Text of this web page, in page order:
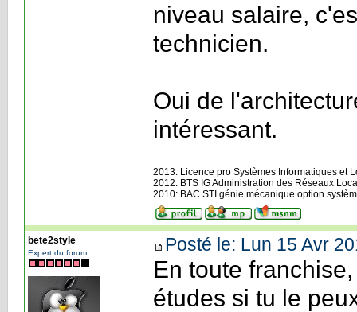
niveau salaire,
technicien.
Oui de
intéressant.
2013: Licence pro Systèmes Informatiques et
2012: BTS IG Administration des Réseaux
2010: BAC STI génie mécanique option
bete2style
Expert du forum Posté le: Lun 15 Avr
En toute
études si tu le